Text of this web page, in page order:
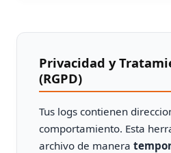
Privacidad y
(RGPD)
Tus logs contienen
comportamiento. Esta
archivo de manera